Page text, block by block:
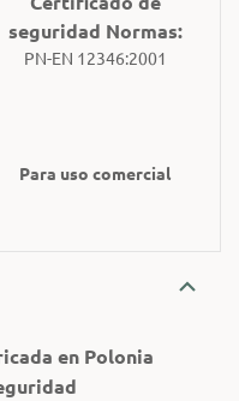
seguridad Normas:
PN-EN 12346:2001
Para uso comercial
en Polonia